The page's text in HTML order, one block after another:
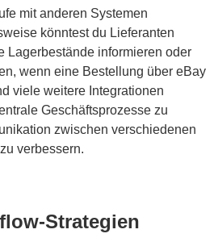
mit anderen Systemen
könntest du Lieferanten
Lagerbestände informieren oder
wenn eine Bestellung über eBay
viele weitere Integrationen
Geschäftsprozesse zu
zwischen verschiedenen
verbessern.
Strategien